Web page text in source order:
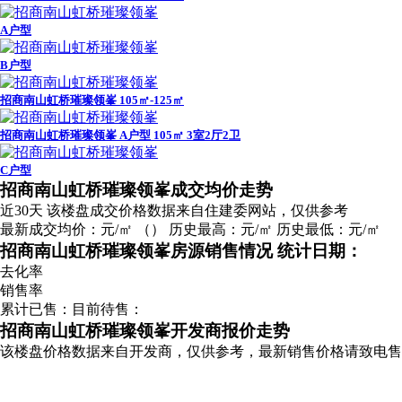
A户型
B户型
招商南山虹桥璀璨领峯 105㎡-125㎡
招商南山虹桥璀璨领峯 A户型 105㎡ 3室2厅2卫
C户型
招商南山虹桥璀璨领峯成交均价走势
近30天 该楼盘成交价格数据来自住建委网站，仅供参考
最新成交均价： 元/㎡ （ ） 历史最高： 元/㎡ 历史最低： 元/㎡
招商南山虹桥璀璨领峯房源销售情况 统计日期：
去化率
销售率
累计已售： 目前待售：
招商南山虹桥璀璨领峯开发商报价走势
该楼盘价格数据来自开发商，仅供参考，最新销售价格请致电